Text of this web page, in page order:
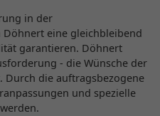
in der
eine gleichbleibend
garantieren. Döhnert
- die Wünsche der
die auftragsbezogene
und spezielle